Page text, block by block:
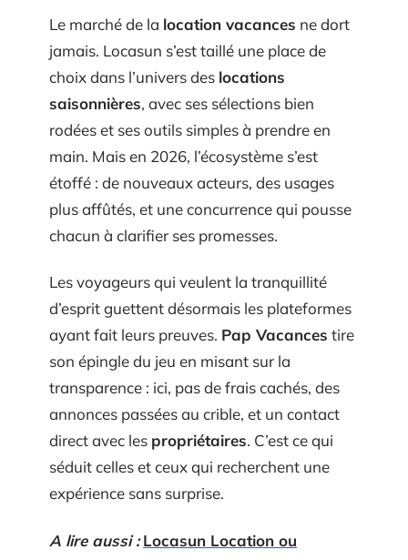
Le marché de la location vacances ne dort
jamais. Locasun s’est taillé une place de
choix dans l’univers des locations
saisonnières, avec ses sélections bien
rodées et ses outils simples à prendre en
main. Mais en 2026, l’écosystème s’est
étoffé : de nouveaux acteurs, des usages
plus affûtés, et une concurrence qui pousse
chacun à clarifier ses promesses.
Les voyageurs qui veulent la tranquillité
d’esprit guettent désormais les plateformes
ayant fait leurs preuves. Pap Vacances tire
son épingle du jeu en misant sur la
transparence : ici, pas de frais cachés, des
annonces passées au crible, et un contact
direct avec les propriétaires. C’est ce qui
séduit celles et ceux qui recherchent une
expérience sans surprise.
A lire aussi : Locasun Location ou